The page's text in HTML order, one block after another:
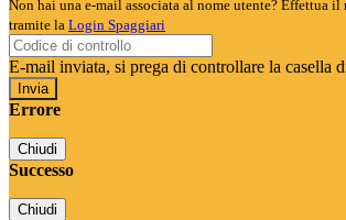
Non hai una e-mail associata al nome utente? Effettua il
tramite la Login Spaggiari
E-mail inviata, si prega di controllare la casella
Errore
Chiudi
Successo
Chiudi